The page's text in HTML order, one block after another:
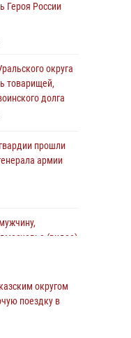
Героя России
округа
товарищей,
долга
прошли
армии
(видео)
вооружения
в Пензе
округом
поездку в